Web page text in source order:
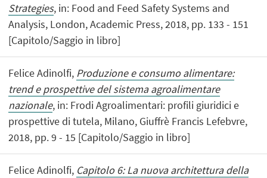
Strategies, in: Food and Feed Safety Systems and
Analysis, London, Academic Press, 2018, pp. 133 - 151
[Capitolo/Saggio in libro]
Felice Adinolfi, Produzione e consumo alimentare:
trend e prospettive del sistema agroalimentare
nazionale, in: Frodi Agroalimentari: profili giuridici e
prospettive di tutela, Milano, Giuffrè Francis Lefebvre,
2018, pp. 9 - 15 [Capitolo/Saggio in libro]
Felice Adinolfi, Capitolo 6: La nuova architettura della